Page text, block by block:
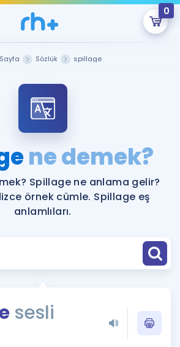
0
Şifremi Hatırlamıyorum
ÜYE DEĞİLİM
Şu An Boş.
sınava hazırlayacak onlarca eğitim seni
bekliyor!
Sözlük spillage
ne demek?
Spillage ne anlama gelir?
örnek cümle. Spillage eş
anlamlıları.
sesli